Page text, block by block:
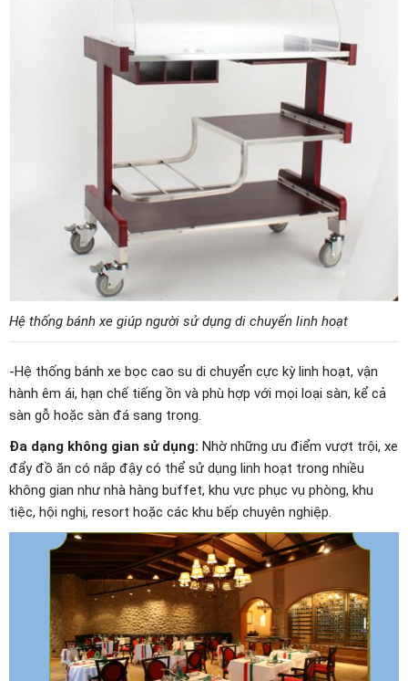
Hệ thống bánh xe giúp người sử dụng di chuyển linh hoạt
-Hệ thống bánh xe bọc cao su di chuyển cực kỳ linh hoạt, vận
hành êm ái, hạn chế tiếng ồn và phù hợp với mọi loại sàn, kể cả
sàn gỗ hoặc sàn đá sang trọng.
Đa dạng không gian sử dụng: Nhờ những ưu điểm vượt trội, xe
đẩy đồ ăn có nắp đậy có thể sử dụng linh hoạt trong nhiều
không gian như nhà hàng buffet, khu vực phục vụ phòng, khu
tiệc, hội nghị, resort hoặc các khu bếp chuyên nghiệp.